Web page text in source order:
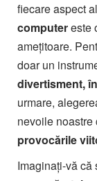
fiecare aspect
computereste
amețitoare.
doar un
divertisment,
urmare,
nevoile noastre
provocările
Imaginați-vă că